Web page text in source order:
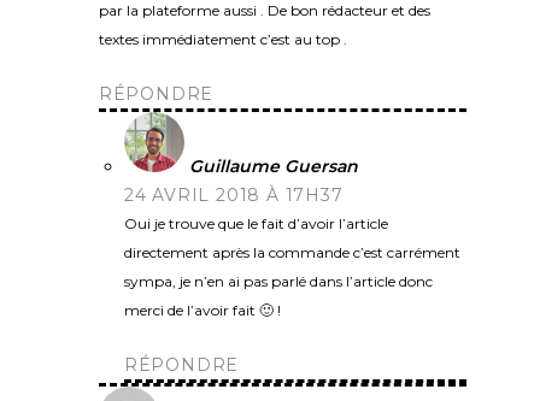
par la plateforme aussi . De bon rédacteur et des
textes immédiatement c’est au top .
RÉPONDRE
Guillaume Guersan
24 AVRIL 2018 À 17H37
Oui je trouve que le fait d’avoir l’article
directement après la commande c’est carrément
sympa, je n’en ai pas parlé dans l’article donc
merci de l’avoir fait 🙂 !
RÉPONDRE